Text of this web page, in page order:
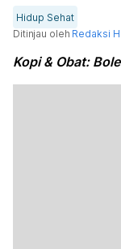
Hidup Sehat
Ditinjau oleh Redaksi
Kopi & Obat: